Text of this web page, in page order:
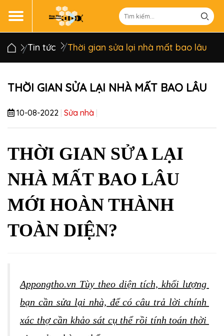
Tin tức Thời gian sửa lại nhà mất bao lâu
THỜI GIAN SỬA LẠI NHÀ MẤT BAO LÂU
10-08-2022 Sửa nhà
THỜI GIAN SỬA LẠI
NHÀ MẤT BAO LÂU
MỚI HOÀN THÀNH
TOÀN DIỆN?
Appongtho.vn Tùy theo diện tích, khối lượng
bạn cần sửa lại nhà, để có câu trả lời chính
xác thợ cần khảo sát cụ thể rồi tính toán thời